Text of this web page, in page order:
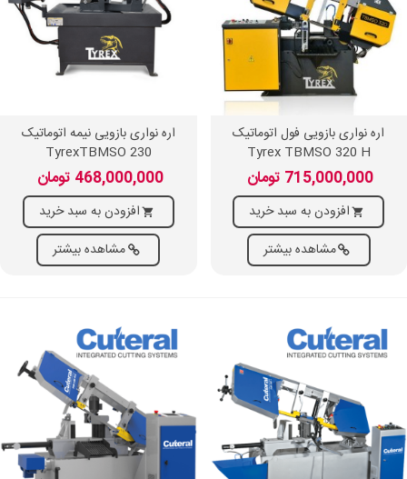
اره نواری بازویی فول اتوماتیک
Tyrex TBMSO 320 H
715,000,000 تومان
افزودن به سبد خرید
مشاهده بیشتر
اره نواری بازویی نیمه اتوماتیک
TyrexTBMSO 230
468,000,000 تومان
افزودن به سبد خرید
مشاهده بیشتر